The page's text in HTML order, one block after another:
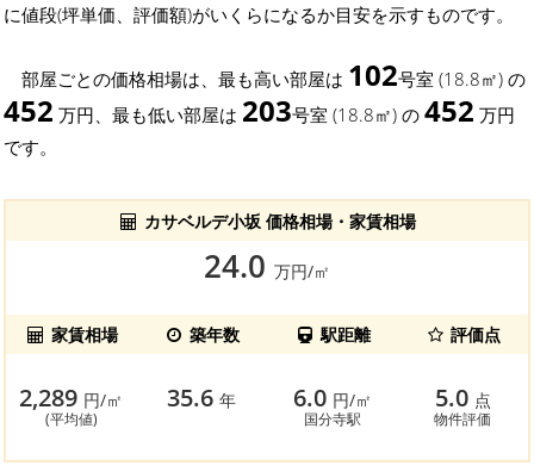
に値段(坪単価、評価額)がいくらになるか目安を示すものです。
部屋ごとの価格相場は、最も高い部屋は 102号室 (18.8㎡) の
452 万円、最も低い部屋は 203号室 (18.8㎡) の 452 万円
です。
カサベルデ小坂 価格相場・家賃相場
24.0 万円/㎡
家賃相場 築年数 駅距離 評価点
2,289 円/㎡
(平均値)
35.6年 6.0 円/㎡
国分寺駅
5.0 点
物件評価